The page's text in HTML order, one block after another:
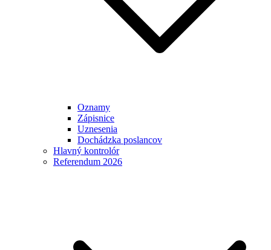
Oznamy
Zápisnice
Uznesenia
Dochádzka poslancov
Hlavný kontrolór
Referendum 2026